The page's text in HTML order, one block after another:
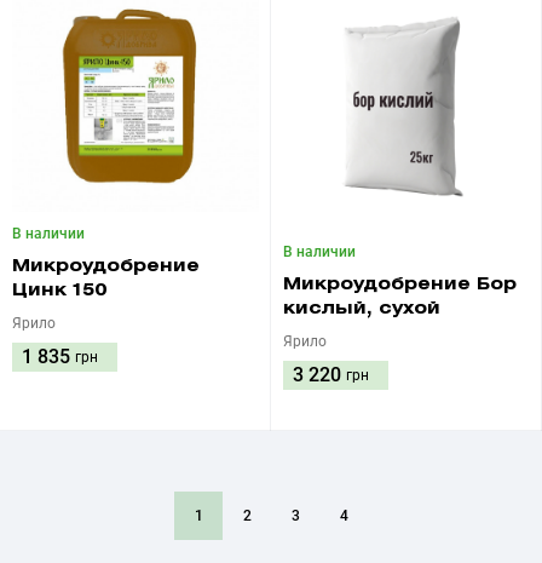
В наличии
Микроудобрение
Цинк 150
Ярило
1 835 грн
В наличии
Микроудобрение Бор
кислый, сухой
Ярило
3 220 грн
1 2 3 4